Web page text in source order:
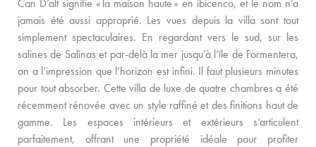
RENCONTREZ L’ÉQUIPE
PROPRIÉTAIRES DE VILLAS
VILLAS ADAPTÉES AUX FAMILLES
DURABILITÉ
CONDITIONS DE RÉSERVATION
Can D’alt signifie « la maison haute » en ibicenco, et le nom n’a
jamais été aussi approprié. Les vues depuis la villa sont tout
simplement spectaculaires. En regardant vers le sud, sur les
salines de Salinas et par-delà la mer jusqu’à l’île de Formentera,
on a l’impression que l’horizon est infini. Il faut plusieurs minutes
pour tout absorber. Cette villa de luxe de quatre chambres a été
récemment rénovée avec un style raffiné et des finitions haut de
gamme. Les espaces intérieurs et extérieurs s’articulent
parfaitement, offrant une propriété idéale pour profiter